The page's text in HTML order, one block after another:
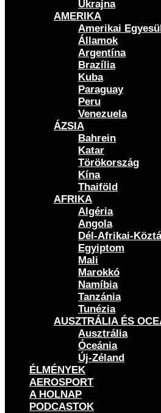
Ukrajna
AMERIKA
Amerikai
Államok
Argentína
Brazília
Kuba
Paraguay
Peru
Venezuela
ÁZSIA
Bahrein
Katar
Törökország
Kína
Thaiföld
AFRIKA
Algéria
Angola
Dél-Afrikai-
Egyiptom
Mali
Marokkó
Namíbia
Tanzánia
Tunézia
AUSZTRÁLIA ÉS
Ausztrália
Óceánia
Új-Zéland
ÉLMÉNYEK
AEROSPORT
A HOLNAP
PODCASTOK